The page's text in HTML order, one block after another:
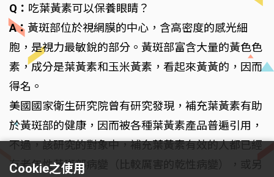
Q： 吃葉黃素可以保養眼睛？
A： 黃斑部位於視網膜的中心，含高密度的感光細
胞，是視力最敏銳的部分。黃斑部富含大量的黃色色
素，成分是葉黃素和玉米黃素，看起來黃黃的，因而
得名。
美國國家衛生研究院曾有研究發現，補充葉黃素有助
於黃斑部的健康，因而被各種葉黃素產品普遍引用，
不過，該研究的對象中，補充葉黃素有效的人都已經
有老年性黃斑部病變（比較厲害的乾性病變），或另
Cookie之使用